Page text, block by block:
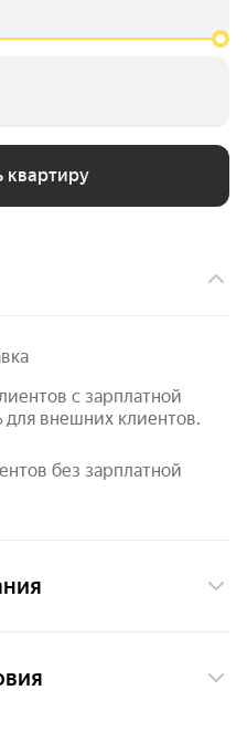
квартиру
с зарплатной
для внешних клиентов.